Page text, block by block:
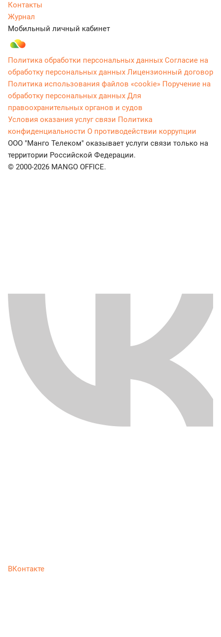
Контакты
Журнал
Мобильный личный кабинет
Политика обработки персональных данных Согласие на
обработку персональных данных Лицензионный договор
Политика использования файлов «cookie» Поручение на
обработку персональных данных Для
правоохранительных органов и судов
Условия оказания услуг связи Политика
конфиденциальности О противодействии коррупции
ООО "Манго Телеком" оказывает услуги связи только на
территории Российской Федерации.
© 2000-2026 MANGO OFFICE.
ВКонтакте